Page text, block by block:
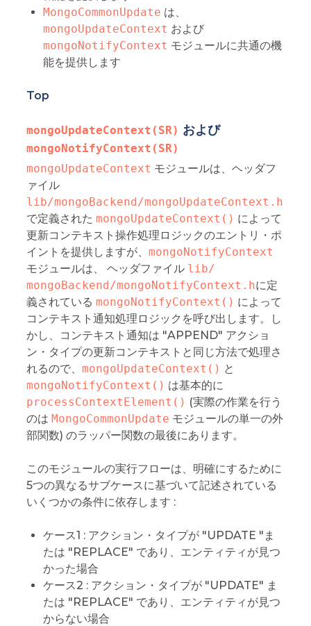
MongoCommonUpdate は、
mongoUpdateContext および
mongoNotifyContext モジュールに共通の機
能を提供します
Top
mongoUpdateContext(SR) および
mongoNotifyContext(SR)
mongoUpdateContext モジュールは、ヘッダフ
ァイル
lib/mongoBackend/mongoUpdateContext.h
で定義された mongoUpdateContext() によって
更新コンテキスト操作処理ロジックのエントリ・ポ
イントを提供しますが、 mongoNotifyContext
モジュールは、 ヘッダファイル lib/
mongoBackend/mongoNotifyContext.hに定
義されている mongoNotifyContext() によって
コンテキスト通知処理ロジックを呼び出します。し
かし、コンテキスト通知は "APPEND" アクショ
ン・タイプの更新コンテキストと同じ方法で処理さ
れるので、 mongoUpdateContext() と
mongoNotifyContext() は基本的に
processContextElement() (実際の作業を行う
のは MongoCommonUpdate モジュールの単一の外
部関数) のラッパー関数の最後にあります。
このモジュールの実行フローは、明確にするために
5つの異なるサブケースに基づいて記述されている
いくつかの条件に依存します :
ケース1 : アクション・タイプが "UPDATE "ま
たは "REPLACE" であり、エンティティが見つ
かった場合
ケース2 : アクション・タイプが "UPDATE" ま
たは "REPLACE" であり、エンティティが見つ
からない場合